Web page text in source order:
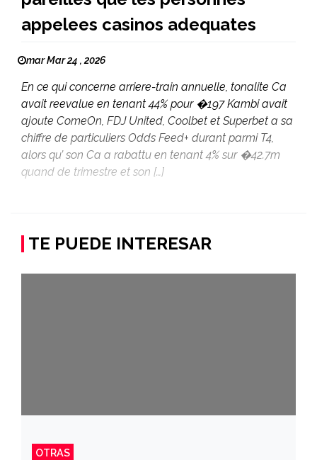
appelees casinos adequates
mar Mar 24 , 2026
En ce qui concerne arriere-train annuelle, tonalite Ca
avait reevalue en tenant 44% pour �197 Kambi avait
ajoute ComeOn, FDJ United, Coolbet et Superbet a sa
chiffre de particuliers Odds Feed+ durant parmi T4,
alors qu’ son Ca a rabattu en tenant 4% sur �42.7m
quand de trimestre et son […]
TE PUEDE INTERESAR
OTRAS